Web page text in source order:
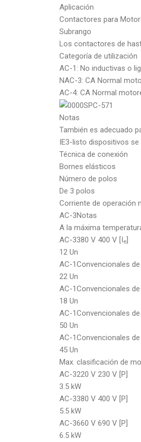
Aplicación
Contactores para
Subrango
Los contactores de
Categoría de utilización
AC-1: No inductivas o
NAC-3: CA Normal
AC-4: CA Normal
Notas
También es adecuado
IE3-listo dispositivos se
Técnica de conexión
Bornes elásticos
Número de polos
De 3 polos
Corriente de operación
AC-3Notas
A la máxima
AC-3380 V 400 V [Ie]
12 Un
AC-1Convencionales
22 Un
AC-1Convencionales
18 Un
AC-1Convencionales
50 Un
AC-1Convencionales
45 Un
Max. clasificación de
AC-3220 V 230 V [P]
3.5 kW
AC-3380 V 400 V [P]
5.5 kW
AC-3660 V 690 V [P]
6.5 kW